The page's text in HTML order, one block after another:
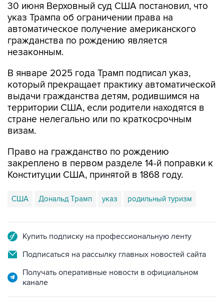
30 июня Верховный суд США постановил, что
указ Трампа об ограничении права на
автоматическое получение американского
гражданства по рождению является
незаконным.
В январе 2025 года Трамп подписал указ,
который прекращает практику автоматической
выдачи гражданства детям, родившимся на
территории США, если родители находятся в
стране нелегально или по краткосрочным
визам.
Право на гражданство по рождению
закреплено в первом разделе 14-й поправки к
Конституции США, принятой в 1868 году.
США Дональд Трамп указ родильный туризм
Купить подписку на профессиональную ленту
Подписаться на рассылку главных новостей сайта
Получать оперативные новости в официальном
канале